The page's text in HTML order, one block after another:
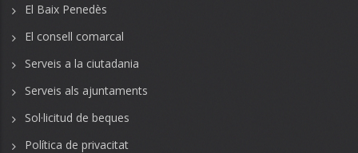
El Baix Penedès
El consell comarcal
Serveis a la ciutadania
Serveis als ajuntaments
Sol·licitud de beques
Política de privacitat